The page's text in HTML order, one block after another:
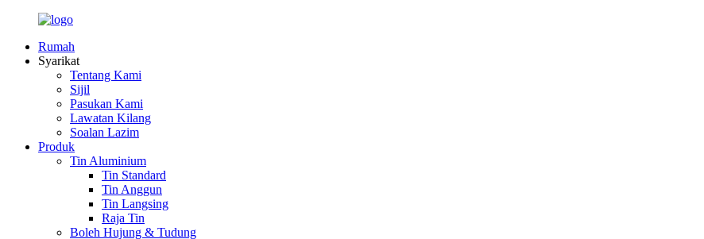
Rumah
Syarikat
Tentang Kami
Sijil
Pasukan Kami
Lawatan Kilang
Soalan Lazim
Produk
Tin Aluminium
Tin Standard
Tin Anggun
Tin Langsing
Raja Tin
Boleh Hujung & Tudung